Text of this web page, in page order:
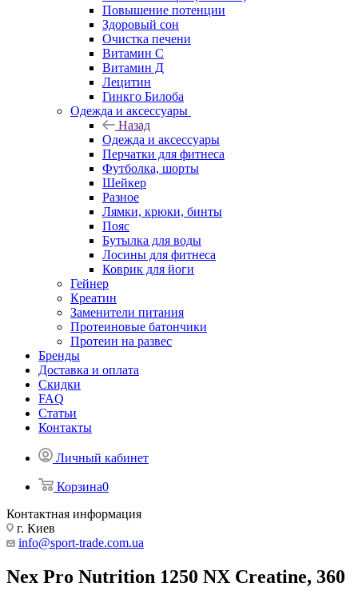
Повышение потенции
Здоровый сон
Очистка печени
Витамин С
Витамин Д
Лецитин
Гинкго Билоба
Одежда и аксессуары
Назад
Одежда и аксессуары
Перчатки для фитнеса
Футболка, шорты
Шейкер
Разное
Лямки, крюки, бинты
Пояс
Бутылка для воды
Лосины для фитнеса
Коврик для йоги
Гейнер
Креатин
Заменители питания
Протеиновые батончики
Протеин на развес
Бренды
Доставка и оплата
Скидки
FAQ
Статьи
Контакты
Личный кабинет
Корзина0
Контактная информация
г. Киев
info@sport-trade.com.ua
Nex Pro Nutrition 1250 NX Creatine, 360